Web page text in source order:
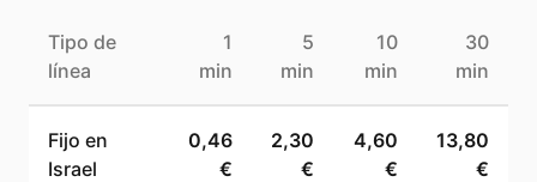
Tipo de
línea
1
min
5
min
10
min
30
min
Fijo en
Israel
0,46
€
2,30
€
4,60
€
13,80
€